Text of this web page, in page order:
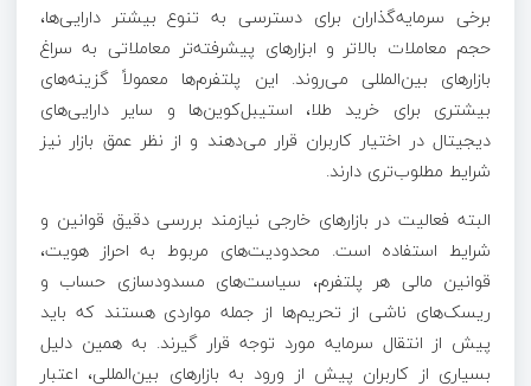
برخی سرمایه‌گذاران برای دسترسی به تنوع بیشتر دارایی‌ها،
حجم معاملات بالاتر و ابزارهای پیشرفته‌تر معاملاتی به سراغ
بازارهای بین‌المللی می‌روند. این پلتفرم‌ها معمولاً گزینه‌های
بیشتری برای خرید طلا، استیبل‌کوین‌ها و سایر دارایی‌های
دیجیتال در اختیار کاربران قرار می‌دهند و از نظر عمق بازار نیز
شرایط مطلوب‌تری دارند.
البته فعالیت در بازارهای خارجی نیازمند بررسی دقیق قوانین و
شرایط استفاده است. محدودیت‌های مربوط به احراز هویت،
قوانین مالی هر پلتفرم، سیاست‌های مسدودسازی حساب و
ریسک‌های ناشی از تحریم‌ها از جمله مواردی هستند که باید
پیش از انتقال سرمایه مورد توجه قرار گیرند. به همین دلیل
بسیاری از کاربران پیش از ورود به بازارهای بین‌المللی، اعتبار